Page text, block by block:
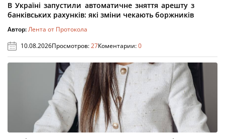
В Україні запустили автоматичне зняття арешту з
банківських рахунків: які зміни чекають боржників
Автор:Лента от Протокола
10.08.2026Просмотров:27Коментарии:0